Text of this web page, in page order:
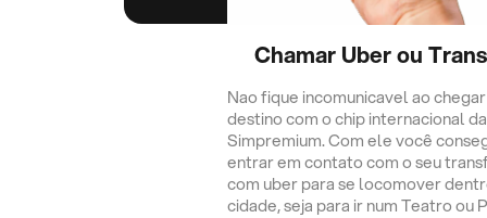
Chamar Uber ou
Nao fique incomunicavel ao
destino com o chip internacional da
Simpremium. Com ele você
entrar em contato com o seu
com uber para se locomover
cidade, seja para ir num Teatro ou